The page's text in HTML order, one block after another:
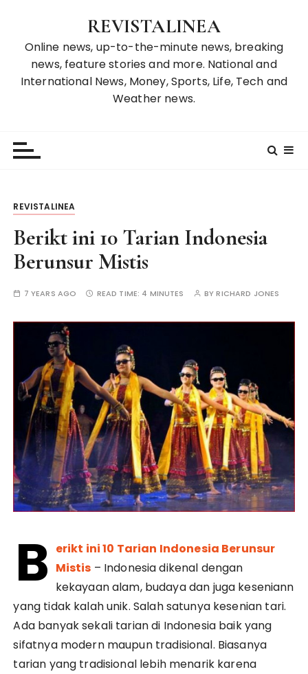
REVISTALINEA
Online news, up-to-the-minute news, breaking
news, feature stories and more. National and
International News, Money, Sports, Life, Tech and
Weather news.
REVISTALINEA
Berikt ini 10 Tarian Indonesia
Berunsur Mistis
7 YEARS AGO READ TIME: 4 MINUTES BYRICHARD JONES
B erikt ini 10 Tarian Indonesia Berunsur
Mistis – Indonesia dikenal dengan
kekayaan alam, budaya dan juga keseniann
yang tidak kalah unik. Salah satunya kesenian tari.
Ada banyak sekali tarian di Indonesia baik yang
sifatnya modern maupun tradisional. Biasanya
tarian yang tradisional lebih menarik karena